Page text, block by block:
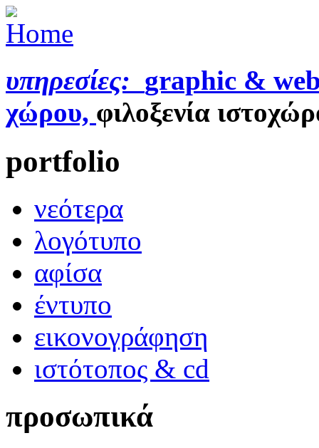
υπηρεσίες: graphic &
χώρου, φιλοξενία
portfolio
νεότερα
λογότυπο
αφίσα
έντυπο
εικονογράφηση
ιστότοπος & cd
προσωπικά